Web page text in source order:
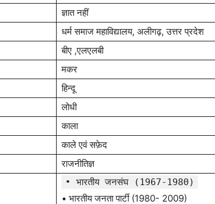
ज्ञात नहीं
धर्म समाज महाविद्यालय, अलीगढ़, उत्तर प्रदेश
बीए ,एलएलबी
मकर
हिन्दू
लोधी
काला
काले एवं सफ़ेद
राजनीतिज्ञ
• भारतीय जनसंघ (1967-1980)
• भारतीय जनता पार्टी (1980- 2009)